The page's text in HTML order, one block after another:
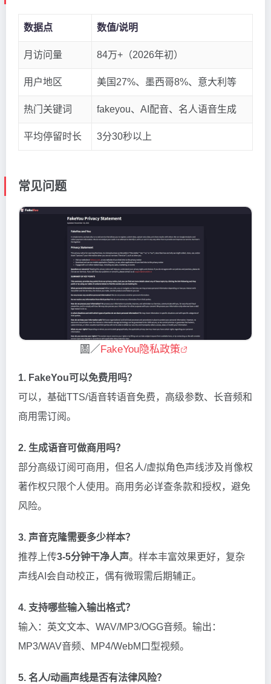
数据点 数值/说明
月访问量 84万+（2026年初）
用户地区 美国27%、墨西哥8%、意大利等
热门关键词 fakeyou、AI配音、名人语音生成
平均停留时长 3分30秒以上
常见问题
圖／ FakeYou隐私政策
1. FakeYou可以免费用吗？
可以，基础TTS/语音转语音免费，高级参数、长音频和
商用需订阅。
2. 生成语音可做商用吗？
部分高级订阅可商用，但名人/虚拟角色声线涉及肖像权
著作权只限个人使用。商用务必详查条款和授权，避免
风险。
3. 声音克隆需要多少样本？
推荐上传3-5分钟干净人声。样本丰富效果更好，复杂
声线AI会自动校正，偶有微瑕需后期辅正。
4. 支持哪些输入输出格式？
输入：英文文本、WAV/MP3/OGG音频。输出：
MP3/WAV音频、MP4/WebM口型视频。
5. 名人/动画声线是否有法律风险？